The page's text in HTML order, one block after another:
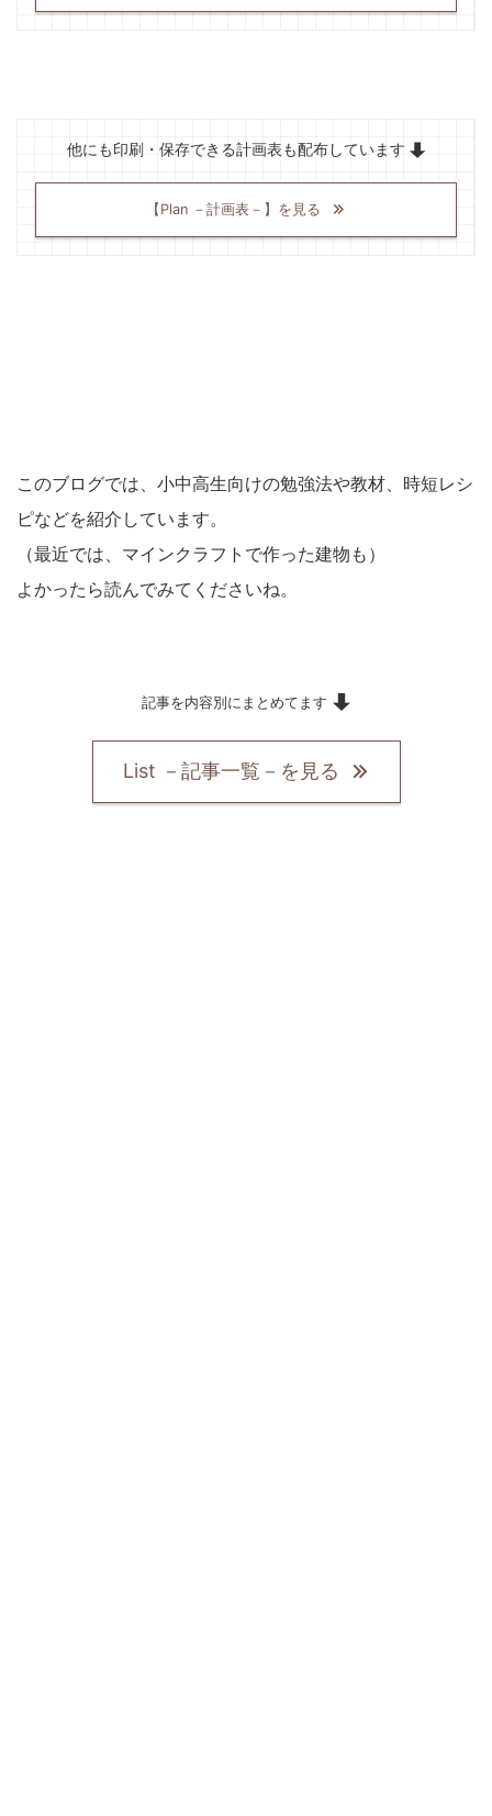
他にも印刷・保存できる計画表も配布しています
【Plan －計画表－】を見る
このブログでは、小中高生向けの勉強法や教材、時短レシ
ピなどを紹介しています。
（最近では、マインクラフトで作った建物も）
よかったら読んでみてくださいね。
記事を内容別にまとめてます
List －記事一覧－を見る